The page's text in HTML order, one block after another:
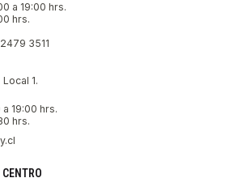
a 19:00 hrs.
hrs.
3511
1.
a 19:00 hrs.
hrs.